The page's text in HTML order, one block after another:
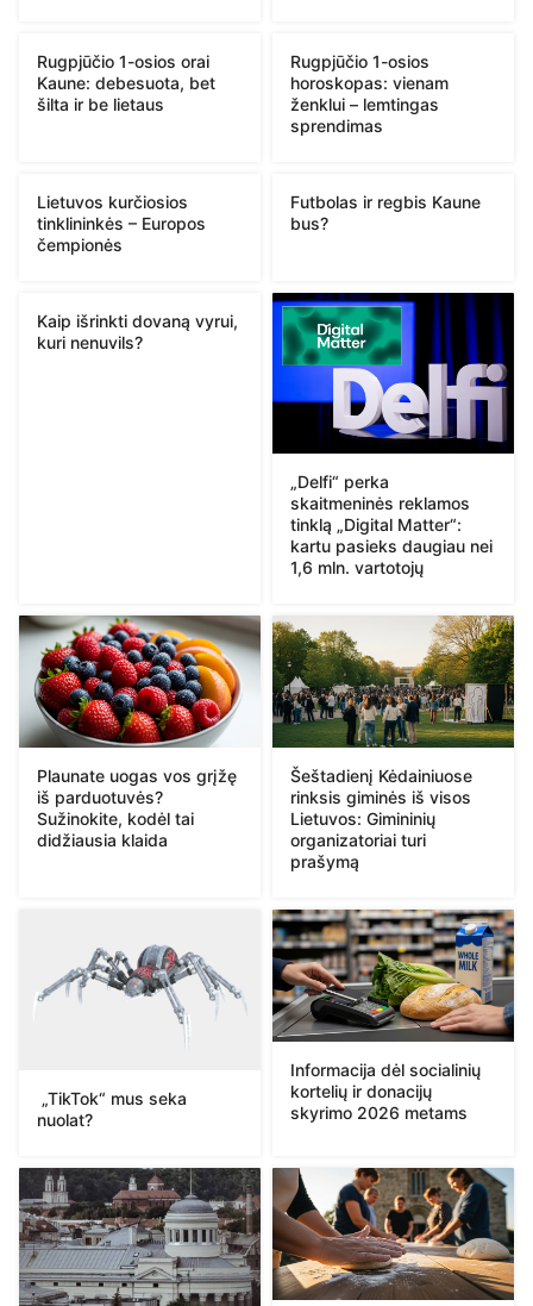
Rugpjūčio 1-osios orai
Kaune: debesuota, bet
šilta ir be lietaus
Rugpjūčio 1-osios
horoskopas: vienam
ženklui – lemtingas
sprendimas
Lietuvos kurčiosios
tinklininkės – Europos
čempionės
Futbolas ir regbis Kaune
bus?
Kaip išrinkti dovaną vyrui,
kuri nenuvils?
„Delfi“ perka
skaitmeninės reklamos
tinklą „Digital Matter“:
kartu pasieks daugiau nei
1,6 mln. vartotojų
Plaunate uogas vos grįžę
iš parduotuvės?
Sužinokite, kodėl tai
didžiausia klaida
Šeštadienį Kėdainiuose
rinksis giminės iš visos
Lietuvos: Gimininių
organizatoriai turi
prašymą
„TikTok“ mus seka
nuolat?
Informacija dėl socialinių
kortelių ir donacijų
skyrimo 2026 metams